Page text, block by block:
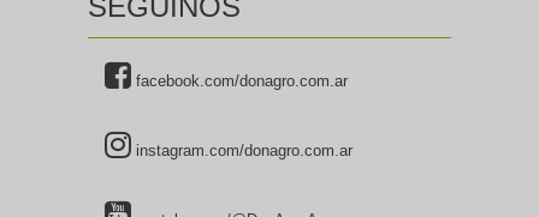
SEGUINOS
facebook.com/donagro.com.ar
instagram.com/donagro.com.ar